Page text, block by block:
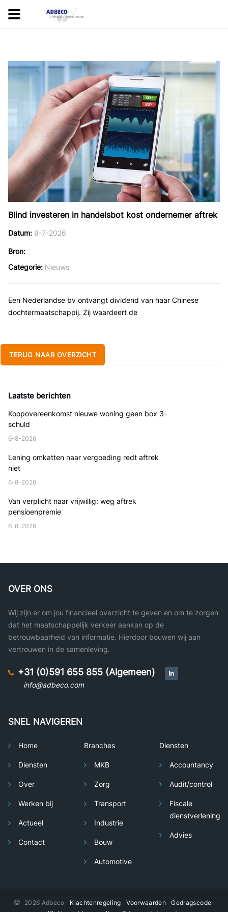
Blind investeren in handelsbot kost ondernemer aftrek
Datum 9-7-2026
Bron
Categorie Nieuws
Een Nederlandse bv ontvangt dividend van haar Chinese
dochtermaatschappij. Zij waardeert de
TERUG NAAR OVERZICHT
Laatste berichten
Koopovereenkomst nieuwe woning geen box 3-
schuld
6-8-2026
Lening omkatten naar vergoeding redt aftrek
niet
6-8-2026
Van verplicht naar vrijwillig: weg aftrek
pensioenpremie
6-8-2026
OVER ONS
Wij zijn er om jou financieel overzicht te geven en om te zorgen
dat het maatschappelijk verkeer aankan op de
betrouwbaarheid van informatie. Hierdoor bouwen wij aan
vertrouwen in de samenleving.
+31 (0)591 655 855 (Algemeen)
info@adbeco.com
SNEL NAVIGEREN
Home
Diensten
Over
Werken bij
Actueel
Contact
Branches
MKB
Zorg
Transport
Industrie
Bouw
Automotive
Diensten
Accountancy
Audit/control
Fiscale
dienstverlening
Advies
© 2026 Adbeco Klachtenregeling Voorwaarden
Gedragscode